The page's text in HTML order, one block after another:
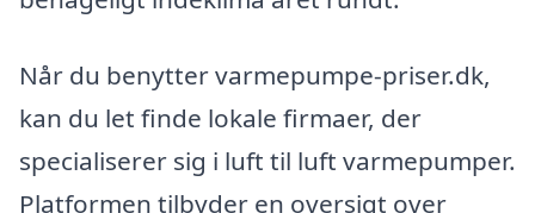
Når du benytter varmepumpe-priser.dk,
kan du let finde lokale firmaer, der
specialiserer sig i luft til luft varmepumper.
Platformen tilbyder en oversigt over